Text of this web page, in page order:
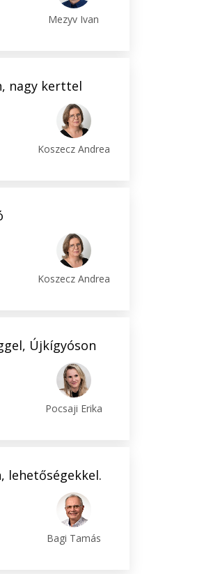
Mezyv Ivan
nagy kerttel
Koszecz Andrea
Koszecz Andrea
Újkígyóson
Pocsaji Erika
lehetőségekkel.
Bagi Tamás